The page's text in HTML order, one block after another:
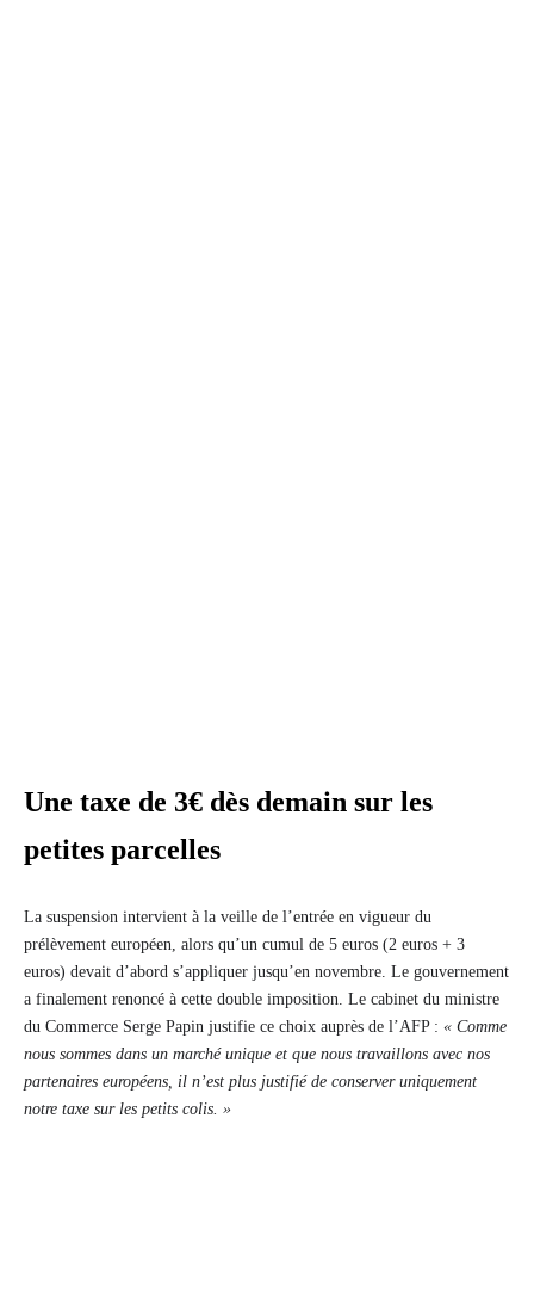
Une taxe de 3€ dès demain sur les
petites parcelles
La suspension intervient à la veille de l’entrée en vigueur du
prélèvement européen, alors qu’un cumul de 5 euros (2 euros + 3
euros) devait d’abord s’appliquer jusqu’en novembre. Le gouvernement
a finalement renoncé à cette double imposition. Le cabinet du ministre
du Commerce Serge Papin justifie ce choix auprès de l’AFP : « Comme
nous sommes dans un marché unique et que nous travaillons avec nos
partenaires européens, il n’est plus justifié de conserver uniquement
notre taxe sur les petits colis. »